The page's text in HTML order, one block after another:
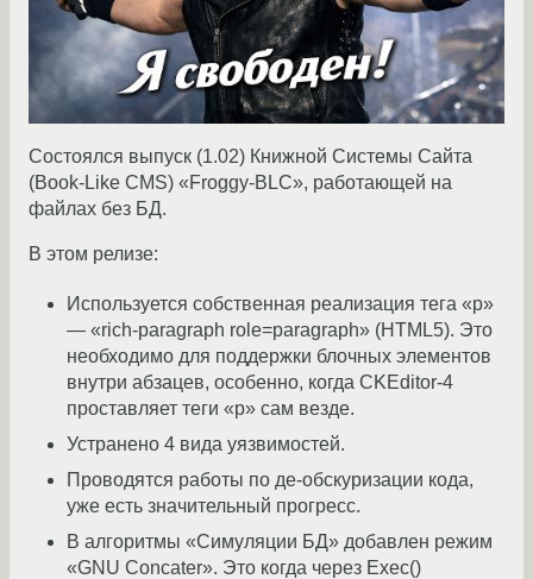
Состоялся выпуск (1.02) Книжной Системы Сайта
(Book-Like CMS) «Froggy-BLC», работающей на
файлах без БД.
В этом релизе:
Используется собственная реализация тега «p»
— «rich-paragraph role=paragraph» (HTML5). Это
необходимо для поддержки блочных элементов
внутри абзацев, особенно, когда CKEditor-4
проставляет теги «p» сам везде.
Устранено 4 вида уязвимостей.
Проводятся работы по де-обскуризации кода,
уже есть значительный прогресс.
В алгоритмы «Симуляции БД» добавлен режим
«GNU Concater». Это когда через Exec()